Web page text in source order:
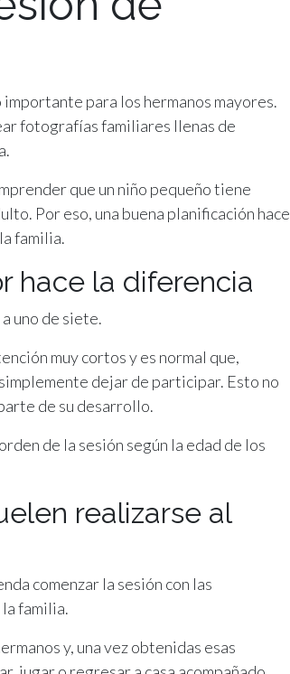
para los hermanos mayores.
fotografías familiares llenas de
que un niño pequeño tiene
Por eso, una buena planificación hace
familia.
hace la diferencia
uno de siete.
muy cortos y es normal que,
dejar de participar. Esto no
de su desarrollo.
de la sesión según la edad de los
realizarse al
comenzar la sesión con las
familia.
y, una vez obtenidas esas